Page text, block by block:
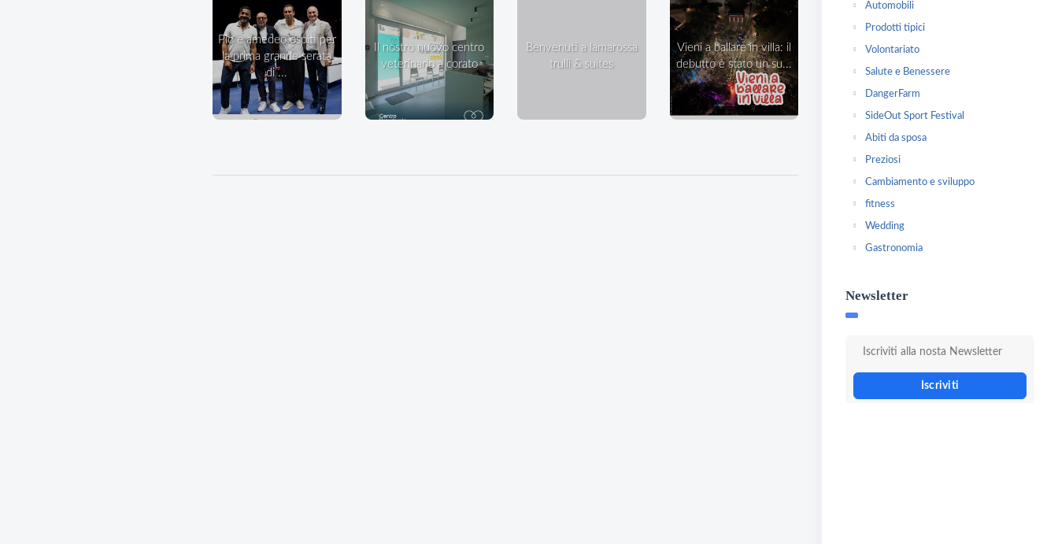
pio e amedeo ospiti per
la prima grande serata
di ...
veterinario a corato
benvenuti a lamarossa
trulli & suites
vieni a ballare in villa: il
debutto è stato un su...
Automobili
Prodotti tipici
Volontariato
Salute e Benessere
DangerFarm
SideOut Sport Festival
Abiti da sposa
Preziosi
Cambiamento e sviluppo
fitness
Wedding
Gastronomia
Newsletter